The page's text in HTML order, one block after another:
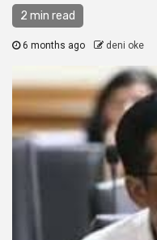
2 min read
6 months ago deni oke